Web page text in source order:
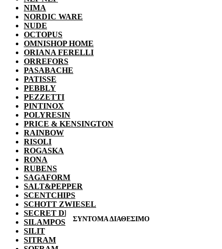
NIMA
NORDIC WARE
NUDE
OCTOPUS
OMNISHOP HOME
ORIANA FERELLI
ORREFORS
PASABACHE
PATISSE
PEBBLY
PEZZETTI
PINTINOX
POLYRESIN
PRICE & KENSINGTON
RAINBOW
RISOLI
ROGASKA
RONA
RUBENS
SAGAFORM
SALT&PEPPER
SCENTCHIPS
SCHOTT ZWIESEL
SECRET DE GOURMET
SILAMPOS
SILIT
SITRAM